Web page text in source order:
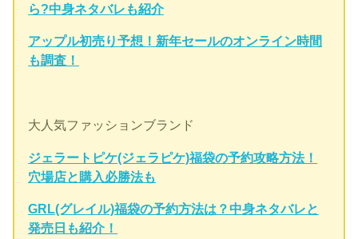
ら?中身ネタバレも紹介
アップル初売り予想！新年セールのオンライン時間
も調査！
大人気ファッションブランド
ジェラートピケ(ジェラピケ)福袋の予約攻略方法！
穴場店と購入必勝法も
GRL(グレイル)福袋の予約方法は？中身ネタバレと
発売日も紹介！